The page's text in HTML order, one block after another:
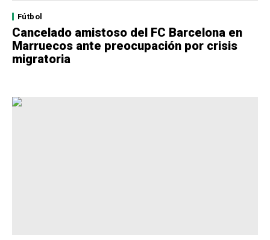
Fútbol
Cancelado amistoso del FC Barcelona en
Marruecos ante preocupación por crisis
migratoria